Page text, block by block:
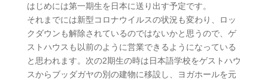
はじめには第一期生を日本に送り出す予定です。
それまでには新型コロナウイルスの状況も変わり、ロッ
クダウンも解除されているのではないかと思うので、ゲ
ストハウスも以前のように営業できるようになっている
と思われます。次の2期生の時は日本語学校をゲストハウ
スからブッダガヤの別の建物に移設し、ヨガホールを元